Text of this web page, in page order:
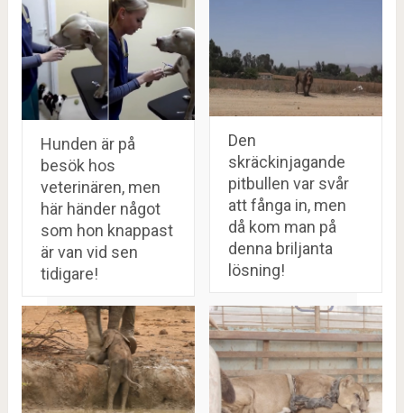
Hunden är på
besök hos
veterinären, men
här händer något
som hon knappast
är van vid sen
tidigare!
Den
skräckinjagande
pitbullen var svår
att fånga in, men
då kom man på
denna briljanta
lösning!